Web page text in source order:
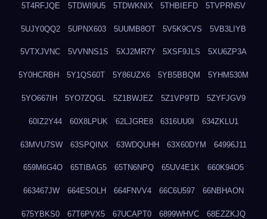
5T4RFJQE 5TDWI9U5 5TDWKNIX 5THBIEFD 5TVPRN5V
5UJY0QQ2 5UPNX603 5UUMB8OT 5V5K9CVS 5VB3LIYB
5VTXJVNC 5VVNNS1S 5XJ2MR7Y 5XSF9JLS 5XU6ZP3A
5Y0HCRBH 5Y1QS60T 5Y86UZX6 5YB5BBQM 5YHM530M
5YO667IH 5YO7ZQGL 5Z1BWJEZ 5Z1VP9TD 5ZYFJGV9
60IZ2Y44 60X8LPUK 62LJGRE8 6316UU0I 634ZKLU1
63MVU7SW 63SPQINX 63WDQUHH 63X60DYM 64996J11
659M6G4O 65TIBAG5 65TN6NPQ 65UV4E1K 660K94O5
663467JW 664ESOLH 664FNVV4 66C6U597 66NBHAON
675YBKS0 67T6PVX5 67UCAPT0 6899WHVC 68EZZKJQ